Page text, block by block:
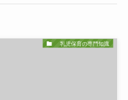
乳児保育の専門知識